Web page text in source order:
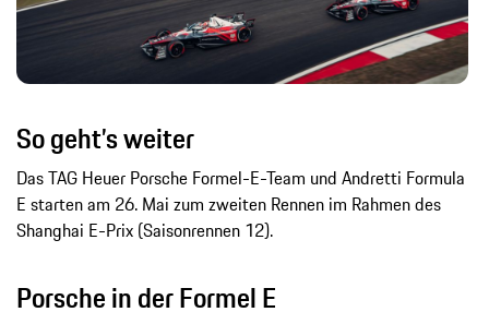
So geht’s weiter
Das TAG Heuer Porsche Formel-E-Team und Andretti Formula
E starten am 26. Mai zum zweiten Rennen im Rahmen des
Shanghai E-Prix (Saisonrennen 12).
Porsche in der Formel E